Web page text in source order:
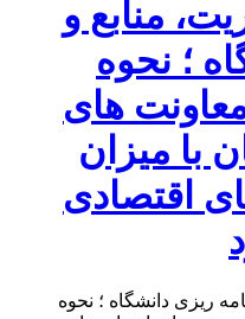
منابع و
؛ نحوه
های
با میزان
اقتصادی